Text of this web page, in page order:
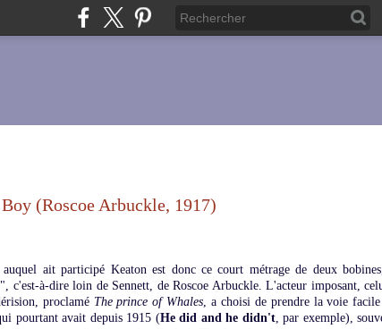
(Roscoe Arbuckle, 1917)
ait participé Keaton est donc ce court métrage de deux
c'est-à-dire loin de Sennett, de Roscoe Arbuckle. L'acteur imposant,
proclamé The prince of Whales, a choisi de prendre la voie
pourtant avait depuis 1915 (He did and he didn't, par exemple),